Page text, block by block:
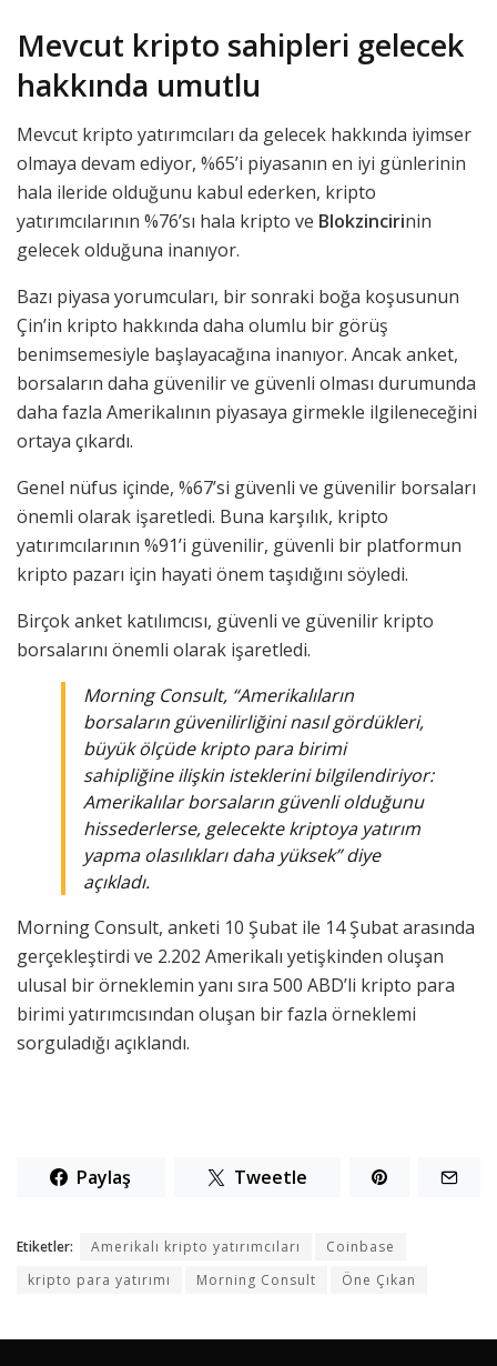
Mevcut kripto sahipleri gelecek
hakkında umutlu
Mevcut kripto yatırımcıları da gelecek hakkında iyimser
olmaya devam ediyor, %65’i piyasanın en iyi günlerinin
hala ileride olduğunu kabul ederken, kripto
yatırımcılarının %76’sı hala kripto ve Blokzincirinin
gelecek olduğuna inanıyor.
Bazı piyasa yorumcuları, bir sonraki boğa koşusunun
Çin’in kripto hakkında daha olumlu bir görüş
benimsemesiyle başlayacağına inanıyor. Ancak anket,
borsaların daha güvenilir ve güvenli olması durumunda
daha fazla Amerikalının piyasaya girmekle ilgileneceğini
ortaya çıkardı.
Genel nüfus içinde, %67’si güvenli ve güvenilir borsaları
önemli olarak işaretledi. Buna karşılık, kripto
yatırımcılarının %91’i güvenilir, güvenli bir platformun
kripto pazarı için hayati önem taşıdığını söyledi.
Birçok anket katılımcısı, güvenli ve güvenilir kripto
borsalarını önemli olarak işaretledi.
Morning Consult, “Amerikalıların
borsaların güvenilirliğini nasıl gördükleri,
büyük ölçüde kripto para birimi
sahipliğine ilişkin isteklerini bilgilendiriyor:
Amerikalılar borsaların güvenli olduğunu
hissederlerse, gelecekte kriptoya yatırım
yapma olasılıkları daha yüksek” diye
açıkladı.
Morning Consult, anketi 10 Şubat ile 14 Şubat arasında
gerçekleştirdi ve 2.202 Amerikalı yetişkinden oluşan
ulusal bir örneklemin yanı sıra 500 ABD’li kripto para
birimi yatırımcısından oluşan bir fazla örneklemi
sorguladığı açıklandı.
Paylaş Tweetle
Etiketler: Amerikalı kripto yatırımcıları
Coinbase
kripto para yatırımı
Morning Consult Öne Çıkan